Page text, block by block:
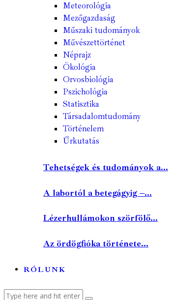
Meteorológia
Mezőgazdaság
Műszaki tudományok
Művészettörténet
Néprajz
Ökológia
Orvosbiológia
Pszichológia
Statisztika
Társadalomtudomány
Történelem
Űrkutatás
Tehetségek és tudományok a...
A labortól a betegágyig –...
Lézerhullámokon szörfölő...
Az ördögfióka története...
RÓLUNK